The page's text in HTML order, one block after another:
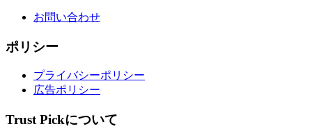
お問い合わせ
ポリシー
プライバシーポリシー
広告ポリシー
Trust Pickについて